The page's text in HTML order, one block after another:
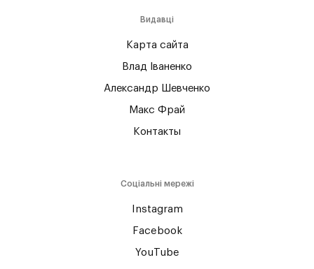
Видавці
Карта сайта
Влад Іваненко
Александр Шевченко
Макс Фрай
Контакты
Соціальні мережі
Instagram
Facebook
YouTube